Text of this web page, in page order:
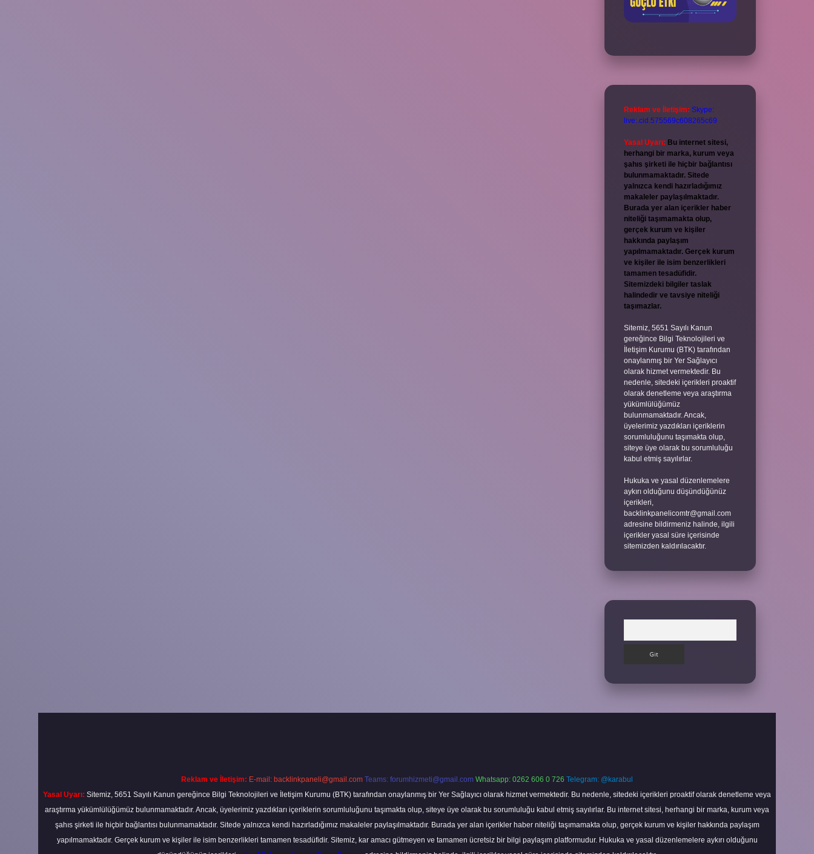
Reklam ve İletişim: Skype:
live:.cid.575569c608265c69
Yasal Uyarı: Bu internet sitesi,
herhangi bir marka, kurum veya
şahıs şirketi ile hiçbir bağlantısı
bulunmamaktadır. Sitede
yalnızca kendi hazırladığımız
makaleler paylaşılmaktadır.
Burada yer alan içerikler haber
niteliği taşımamakta olup,
gerçek kurum ve kişiler
hakkında paylaşım
yapılmamaktadır. Gerçek kurum
ve kişiler ile isim benzerlikleri
tamamen tesadüfidir.
Sitemizdeki bilgiler taslak
halindedir ve tavsiye niteliği
taşımazlar.
Sitemiz, 5651 Sayılı Kanun
gereğince Bilgi Teknolojileri ve
İletişim Kurumu (BTK) tarafından
onaylanmış bir Yer Sağlayıcı
olarak hizmet vermektedir. Bu
nedenle, sitedeki içerikleri proaktif
olarak denetleme veya araştırma
yükümlülüğümüz
bulunmamaktadır. Ancak,
üyelerimiz yazdıkları içeriklerin
sorumluluğunu taşımakta olup,
siteye üye olarak bu sorumluluğu
kabul etmiş sayılırlar.
Hukuka ve yasal düzenlemelere
aykırı olduğunu düşündüğünüz
içerikleri,
backlinkpanelicomtr@gmail.com
adresine bildirmeniz halinde, ilgili
içerikler yasal süre içerisinde
sitemizden kaldırılacaktır.
Reklam ve İletişim: E-mail: backlinkpaneli@gmail.com Teams: forumhizmeti@gmail.com Whatsapp: 0262 606 0 726 Telegram: @karabul
Yasal Uyarı: Sitemiz, 5651 Sayılı Kanun gereğince Bilgi Teknolojileri ve İletişim Kurumu (BTK) tarafından onaylanmış bir Yer Sağlayıcı olarak hizmet vermektedir. Bu nedenle, sitedeki içerikleri proaktif olarak denetleme veya
araştırma yükümlülüğümüz bulunmamaktadır. Ancak, üyelerimiz yazdıkları içeriklerin sorumluluğunu taşımakta olup, siteye üye olarak bu sorumluluğu kabul etmiş sayılırlar. Bu internet sitesi, herhangi bir marka, kurum veya
şahıs şirketi ile hiçbir bağlantısı bulunmamaktadır. Sitede yalnızca kendi hazırladığımız makaleler paylaşılmaktadır. Burada yer alan içerikler haber niteliği taşımamakta olup, gerçek kurum ve kişiler hakkında paylaşım
yapılmamaktadır. Gerçek kurum ve kişiler ile isim benzerlikleri tamamen tesadüfidir. Sitemiz, kar amacı gütmeyen ve tamamen ücretsiz bir bilgi paylaşım platformudur. Hukuka ve yasal düzenlemelere aykırı olduğunu